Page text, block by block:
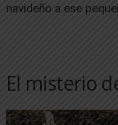
navideño a ese
El misterio